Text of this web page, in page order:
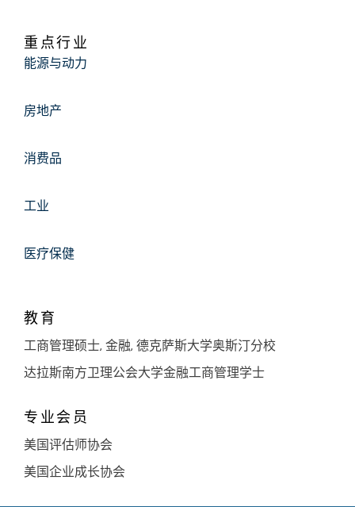
重点行业
能源与动力
房地产
消费品
工业
医疗保健
教育
工商管理硕士, 金融, 德克萨斯大学奥斯汀分校
达拉斯南方卫理公会大学金融工商管理学士
专业会员
美国评估师协会
美国企业成长协会